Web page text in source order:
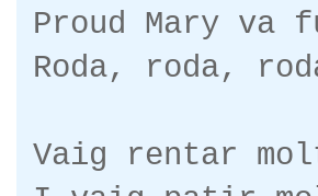
Proud Mary va
Roda, roda,
Vaig rentar